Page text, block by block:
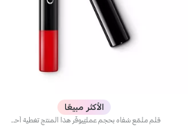
الأكثر مبيعًا